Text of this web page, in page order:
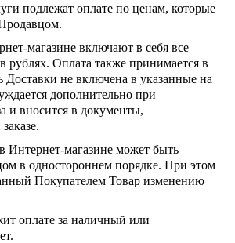
подлежат оплате по ценам, которые
магазине включают в себя все
рублях. Оплата также принимается в
Доставки не включена в указанные на
дополнительно при
и вносится в документы,
Интернет-магазине может быть
в одностороннем порядке. При этом
Покупателем Товар изменению
оплате за наличный или